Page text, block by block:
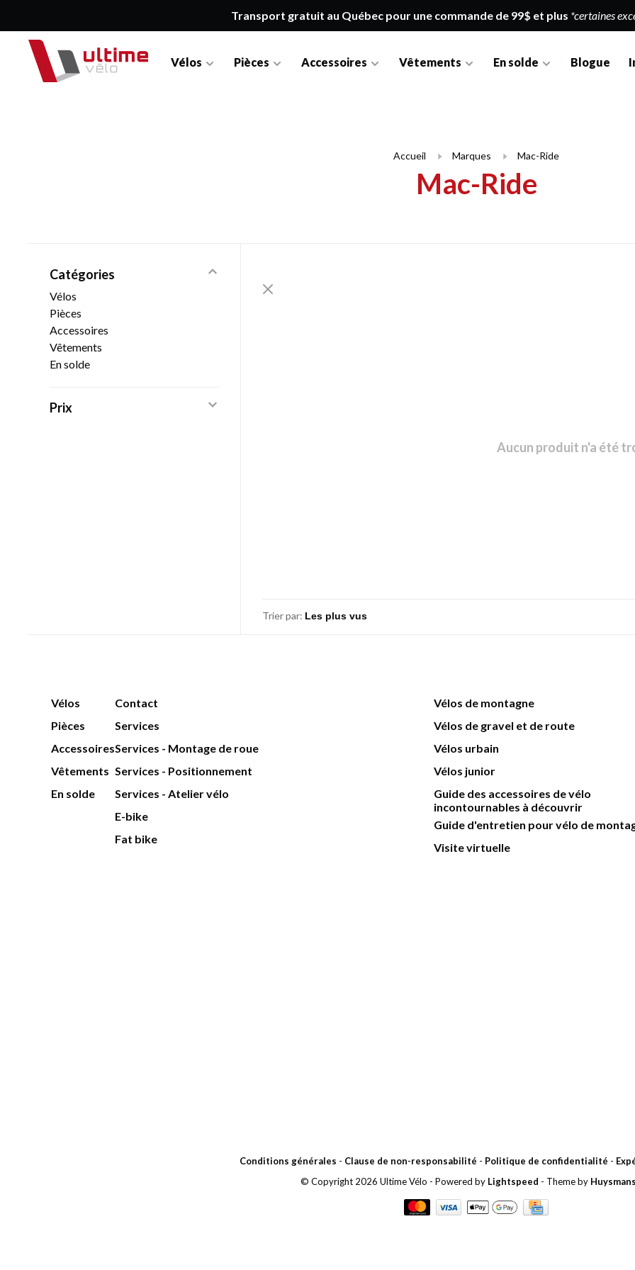
Transport gratuit au Québec pour une commande de 99$ et plus *certaines
Vélos Pièces Accessoires Vêtements En solde Blogue
Accueil Marques Mac-Ride
Mac-Ride
Catégories
Vélos
Pièces
Accessoires
Vêtements
En solde
Prix
Aucun produit n'a été
Trier par:
Vélos
Pièces
Accessoires
Vêtements
En solde
Contact
Services
Services - Montage de roue
Services - Positionnement
Services - Atelier vélo
E-bike
Fat bike
Vélos de montagne
Vélos de gravel et de route
Vélos urbain
Vélos junior
Guide des accessoires de vélo
incontournables à découvrir
Guide d'entretien pour vélo de
Visite virtuelle
Conditions générales - Clause de non-responsabilité - Politique de confidentialité -
© Copyright 2026 Ultime Vélo - Powered by Lightspeed - Theme by